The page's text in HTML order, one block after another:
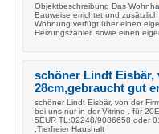
Objektbeschreibung Das
Bauweise errichtet und
Wohnung verfügt über einen
Heizungszähler, sowie einen
schöner Lindt Eisbär,
28cm,gebraucht gut
schöner Lindt Eisbär, von der
bei uns nur in der Vitrine . für
5EUR TL:02248/9086658 oder
,Tierfreier Haushalt